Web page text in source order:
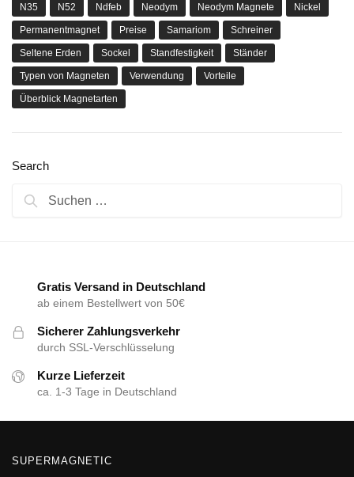
N35 N52 Ndfeb Neodym Neodym Magnete Nickel
Permanentmagnet Preise Samariom Schreiner
Seltene Erden Sockel Standfestigkeit Ständer
Typen von Magneten Verwendung Vorteile
Überblick Magnetarten
Search
Suchen
Gratis Versand in Deutschland
ab einem Bestellwert von 50€
Sicherer Zahlungsverkehr
durch SSL-Verschlüsselung
Kurze Lieferzeit
ca. 1-3 Tage in Deutschland
SUPERMAGNETIC